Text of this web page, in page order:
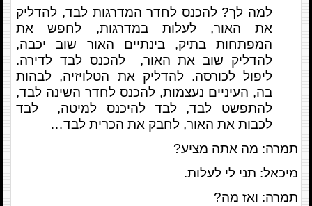
למה לך? להכנס לחדר המדרגות לבד, להדליק
את האור, לעלות במדרגות, לחפש את
המפתחות בתיק, בינתיים האור שוב יכבה,
להדליק שוב את האור, להכנס לבד לדירה.
ליפול לכורסה. להדליק את הטלויזיה, לבהות
בה, העיניים נעצמות, להכנס לחדר השינה לבד,
להתפשט לבד, לבד להיכנס למיטה, לבד
לכבות את האור, לחבק את הכרית לבד…
תמרה: מה אתה מציע?
מיכאל: תני לי לעלות.
תמרה: ואז מה?